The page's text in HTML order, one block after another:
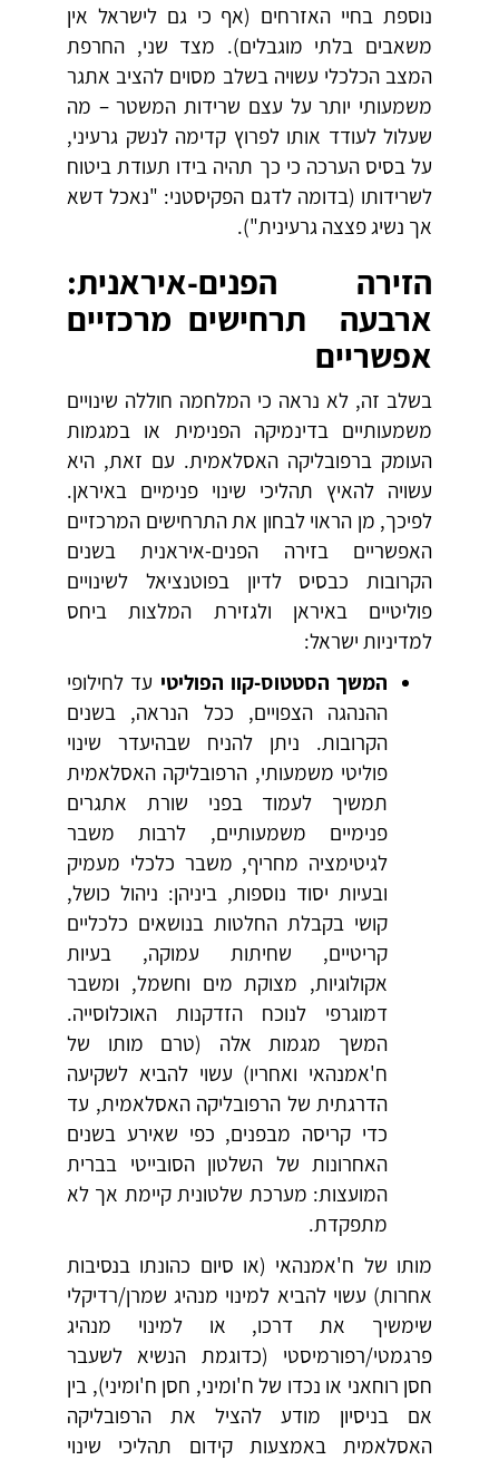
נוספת בחיי האזרחים (אף כי גם לישראל אין
משאבים בלתי מוגבלים). מצד שני, החרפת
המצב הכלכלי עשויה בשלב מסוים להציב אתגר
משמעותי יותר על עצם שרידות המשטר – מה
שעלול לעודד אותו לפרוץ קדימה לנשק גרעיני,
על בסיס הערכה כי כך תהיה בידו תעודת ביטוח
לשרידותו (בדומה לדגם הפקיסטני: "נאכל דשא
אך נשיג פצצה גרעינית").
הזירה הפנים-איראנית:
ארבעה תרחישים מרכזיים
אפשריים
בשלב זה, לא נראה כי המלחמה חוללה שינויים
משמעותיים בדינמיקה הפנימית או במגמות
העומק ברפובליקה האסלאמית. עם זאת, היא
עשויה להאיץ תהליכי שינוי פנימיים באיראן.
לפיכך, מן הראוי לבחון את התרחישים המרכזיים
האפשריים בזירה הפנים-איראנית בשנים
הקרובות כבסיס לדיון בפוטנציאל לשינויים
פוליטיים באיראן ולגזירת המלצות ביחס
למדיניות ישראל:
המשך הסטטוס-קוו הפוליטי עד לחילופי
ההנהגה הצפויים, ככל הנראה, בשנים
הקרובות. ניתן להניח שבהיעדר שינוי
פוליטי משמעותי, הרפובליקה האסלאמית
תמשיך לעמוד בפני שורת אתגרים
פנימיים משמעותיים, לרבות משבר
לגיטימציה מחריף, משבר כלכלי מעמיק
ובעיות יסוד נוספות, ביניהן: ניהול כושל,
קושי בקבלת החלטות בנושאים כלכליים
קריטיים, שחיתות עמוקה, בעיות
אקולוגיות, מצוקת מים וחשמל, ומשבר
דמוגרפי לנוכח הזדקנות האוכלוסייה.
המשך מגמות אלה (טרם מותו של
ח'אמנהאי ואחריו) עשוי להביא לשקיעה
הדרגתית של הרפובליקה האסלאמית, עד
כדי קריסה מבפנים, כפי שאירע בשנים
האחרונות של השלטון הסובייטי בברית
המועצות: מערכת שלטונית קיימת אך לא
מתפקדת.
מותו של ח'אמנהאי (או סיום כהונתו בנסיבות
אחרות) עשוי להביא למינוי מנהיג שמרן/רדיקלי
שימשיך את דרכו, או למינוי מנהיג
פרגמטי/רפורמיסטי (כדוגמת הנשיא לשעבר
חסן רוחאני או נכדו של ח'ומיני, חסן ח'ומיני), בין
אם בניסיון מודע להציל את הרפובליקה
האסלאמית באמצעות קידום תהליכי שינוי